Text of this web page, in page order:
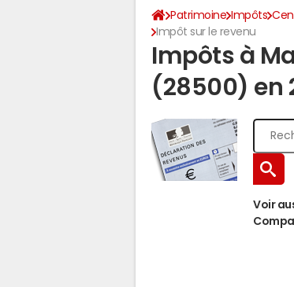
Patrimoine Impôts
Impôt sur le revenu
Impôts à
(28500) en
Voir